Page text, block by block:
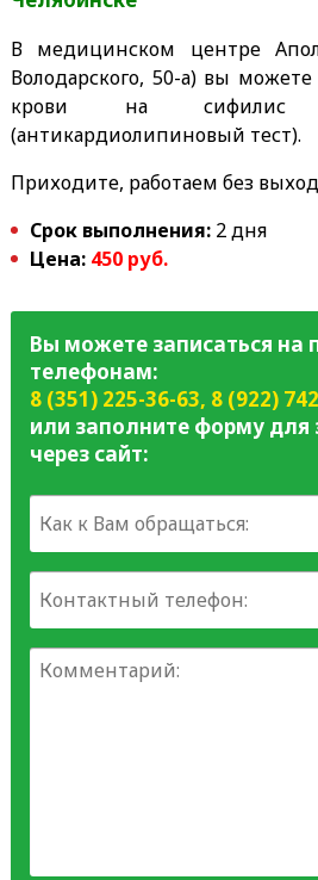
В медицинском центре
Володарского, 50-а) вы
крови на сифилис
(антикардиолипиновый тест).
Приходите, работаем без
Срок выполнения:2 дня
Цена: 450 руб.
Вы можете записаться на
телефонам:
8 (351) 225-36-63, 8 (922)
или заполните форму для
через сайт: